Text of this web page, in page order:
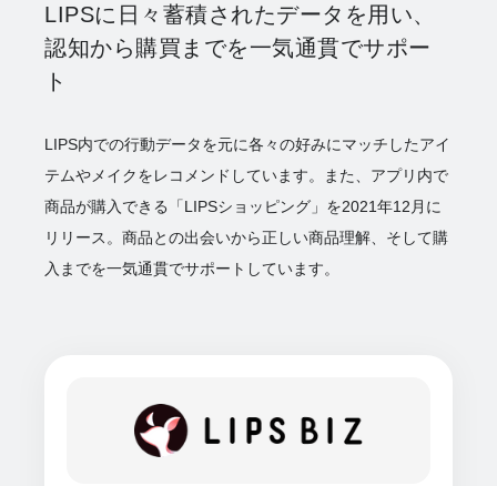
LIPSに日々蓄積されたデータを用い、
認知から購買までを一気通貫でサポー
ト
LIPS内での行動データを元に各々の好みにマッチしたアイ
テムやメイクをレコメンドしています。また、アプリ内で
商品が購入できる「LIPSショッピング」を2021年12月に
リリース。商品との出会いから正しい商品理解、そして購
入までを一気通貫でサポートしています。